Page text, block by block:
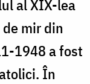
al XIX-lea
mir din
1948 a fost
În